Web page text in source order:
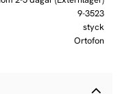
9-3523
styck
Ortofon